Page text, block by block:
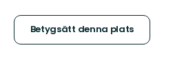
stjärnor
Betygsätt denna plats